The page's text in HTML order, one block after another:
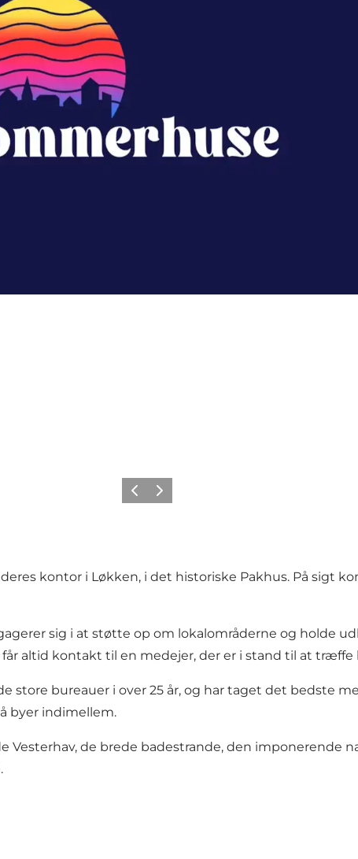
ForrigeNæste
kontor i Løkken, i det historiske Pakhus. På sigt
sig i at støtte op om lokalområderne og holde
altid kontakt til en medejer, der er i stand til at træffe
store bureauer i over 25 år, og har taget det bedste
byer indimellem.
de brede badestrande, den imponerende